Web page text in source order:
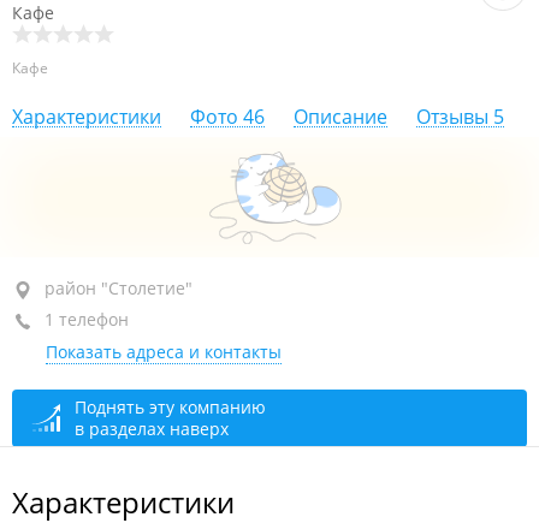
Кафе
Кафе
Характеристики Фото 46 Описание Отзывы 5
район "Столетие", пр-т 100-летия Владивостока, 32В
+7 924 250-69-91
открыто: 08:00–21:00
район "Столетие"
1 телефон
Показать адреса и контакты
Поднять эту компанию
в разделах наверх
Характеристики